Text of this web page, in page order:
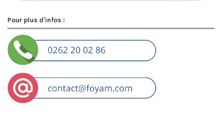
Pour plus d'infos :